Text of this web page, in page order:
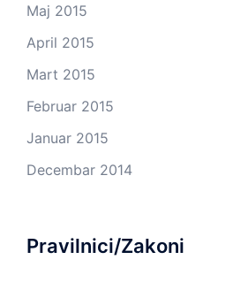
Maj 2015
April 2015
Mart 2015
Februar 2015
Januar 2015
Decembar 2014
Pravilnici/Zakoni